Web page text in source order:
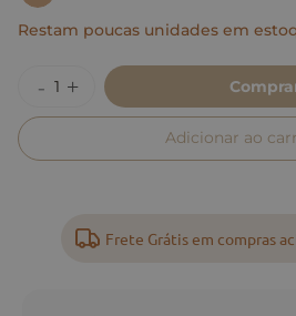
Restam poucas unidades em
Adicionar ao
Frete Grátis em compras